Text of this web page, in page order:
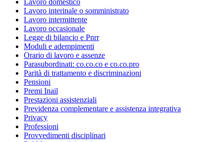
Lavoro interinale o somministrato
Lavoro intermittente
Lavoro occasionale
Legge di bilancio e Pnrr
Moduli e adempimenti
Orario di lavoro e assenze
Parasubordinati: co.co.co e co.co.pro
Parità di trattamento e discriminazioni
Pensioni
Premi Inail
Prestazioni assistenziali
Previdenza complementare e assistenza integrativa
Privacy
Professioni
Provvedimenti disciplinari